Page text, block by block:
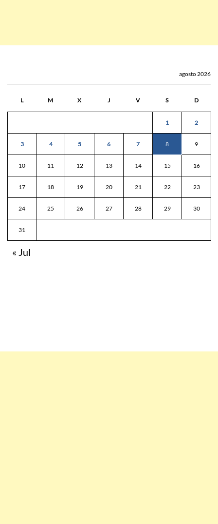
agosto 2026
L M X J V S D
1 2
3 4 5 6 7 8 9
10 11 12 13 14 15 16
17 18 19 20 21 22 23
24 25 26 27 28 29 30
31
« Jul